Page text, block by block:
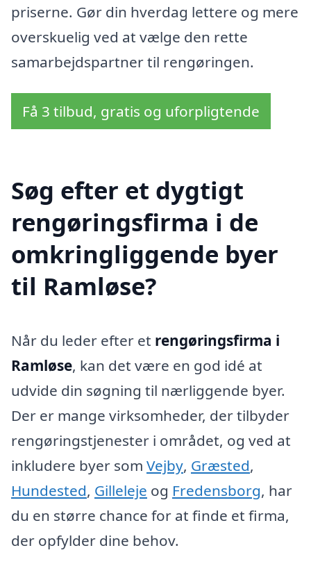
priserne. Gør din hverdag lettere og mere
overskuelig ved at vælge den rette
samarbejdspartner til rengøringen.
Få 3 tilbud, gratis og uforpligtende
Søg efter et dygtigt
rengøringsfirma i de
omkringliggende byer
til Ramløse?
Når du leder efter et rengøringsfirma i
Ramløse, kan det være en god idé at
udvide din søgning til nærliggende byer.
Der er mange virksomheder, der tilbyder
rengøringstjenester i området, og ved at
inkludere byer som Vejby, Græsted,
Hundested, Gilleleje og Fredensborg, har
du en større chance for at finde et firma,
der opfylder dine behov.